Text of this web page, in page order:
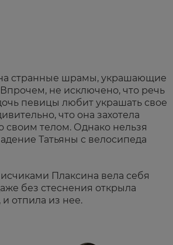
странные шрамы, украшающие
не исключено, что речь
певицы любит украшать свое
что она захотела
своим телом. Однако нельзя
Татьяны с велосипеда
Плаксина вела себя
без стеснения открыла
и отпила из нее.